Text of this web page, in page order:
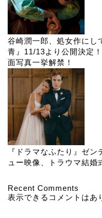
谷崎潤一郎、処女作に
青』11/13より公開決定
面写真一挙解禁！
『ドラマなふたり』ゼ
ュー映像、トラウマ結婚
Recent Comments
表示できるコメントはあ